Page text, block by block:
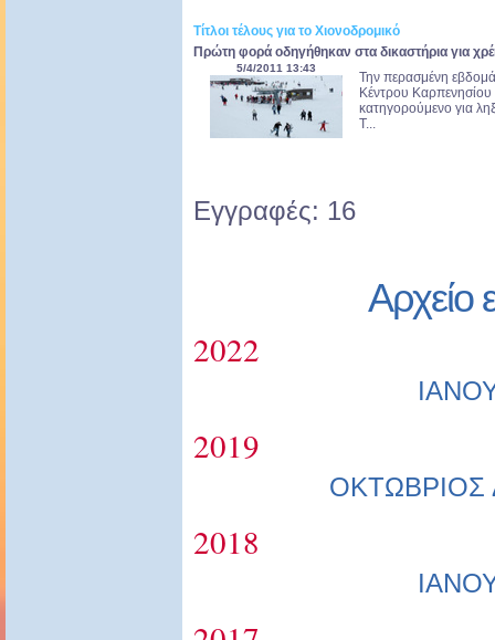
Τίτλοι τέλους για το Χιονοδρομικό
Πρώτη φορά οδηγήθηκαν στα δικαστήρια για
5/4/2011 13:43
Την περασμένη
Κέντρου Καρπενησίου
κατηγορούμενο για
Τ...
Εγγραφές: 16
Αρχείο
2022
2019
ΟΚΤΩΒΡΙΟΣ
2018